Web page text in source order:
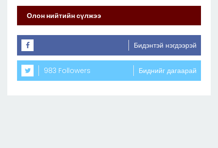
Олон нийтийн сүлжээ
Бидэнтэй нэгдээрэй
983 Followers Биднийг дагаарай